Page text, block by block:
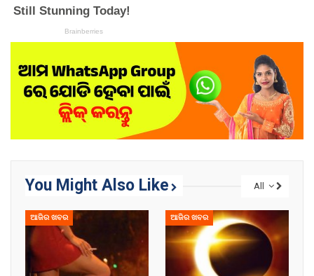
All
You Might Also Like
ଆଜିର ଖବର ଆଜିର ଖବର